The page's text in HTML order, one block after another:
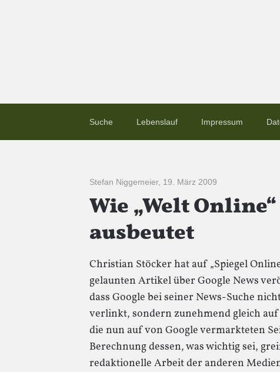
Suche Lebenslauf Impressum
Stefan Niggemeier, 19. März 2009
Wie „Welt
ausbeutet
Christian Stöcker hat auf „Spiegel
gelaunten Artikel über Google News
dass Google bei seiner News-Suche
verlinkt, sondern zunehmend gleich
die nun auf von Google vermarkteten
Berechnung dessen, was wichtig sei,
redaktionelle Arbeit der anderen